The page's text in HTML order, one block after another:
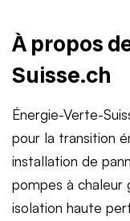
À propos
Suisse.ch
Énergie-Verte-
pour la transition
installation de
pompes à chaleur
isolation haute